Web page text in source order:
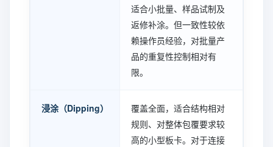
适合小批量、样品试制及
返修补涂。但一致性较依
赖操作员经验，对批量产
品的重复性控制相对有
限。
浸涂（Dipping）
覆盖全面，适合结构相对
规则、对整体包覆要求较
高的小型板卡。对于连接